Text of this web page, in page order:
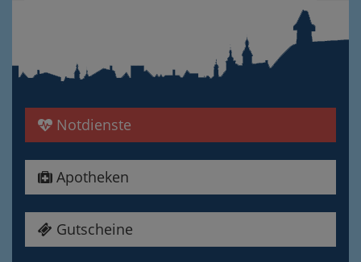
Notdienste
Apotheken
Gutscheine